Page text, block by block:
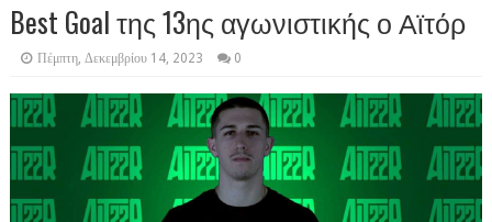
Best Goal της 13ης αγωνιστικής ο Αϊτόρ
Πέμπτη, Δεκεμβρίου 14, 2023 0